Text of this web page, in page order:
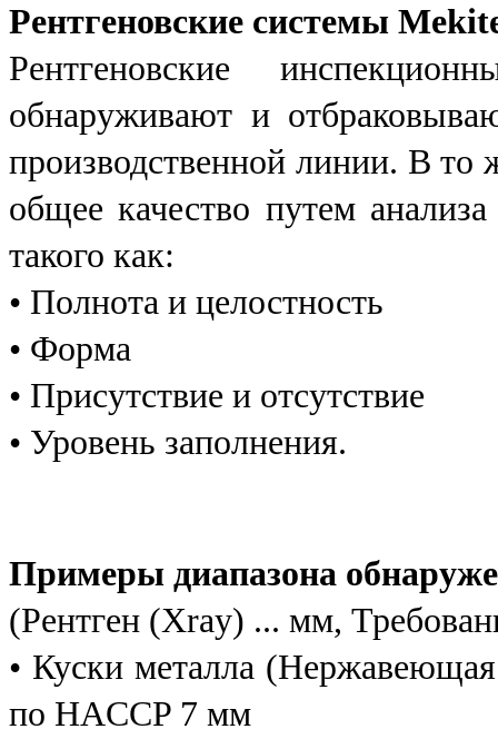
Рентгеновские системы
Рентгеновские
обнаруживают и
производственной линии. В то
общее качество путем
такого как:
• Полнота и целостность
• Форма
• Присутствие и отсутствие
• Уровень заполнения.
Примеры диапазона
(Рентген (Xray) ... мм,
• Куски металла
по HACCP 7 мм